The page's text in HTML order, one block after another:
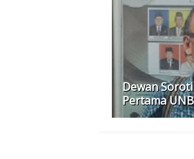
Dewan
Pertama